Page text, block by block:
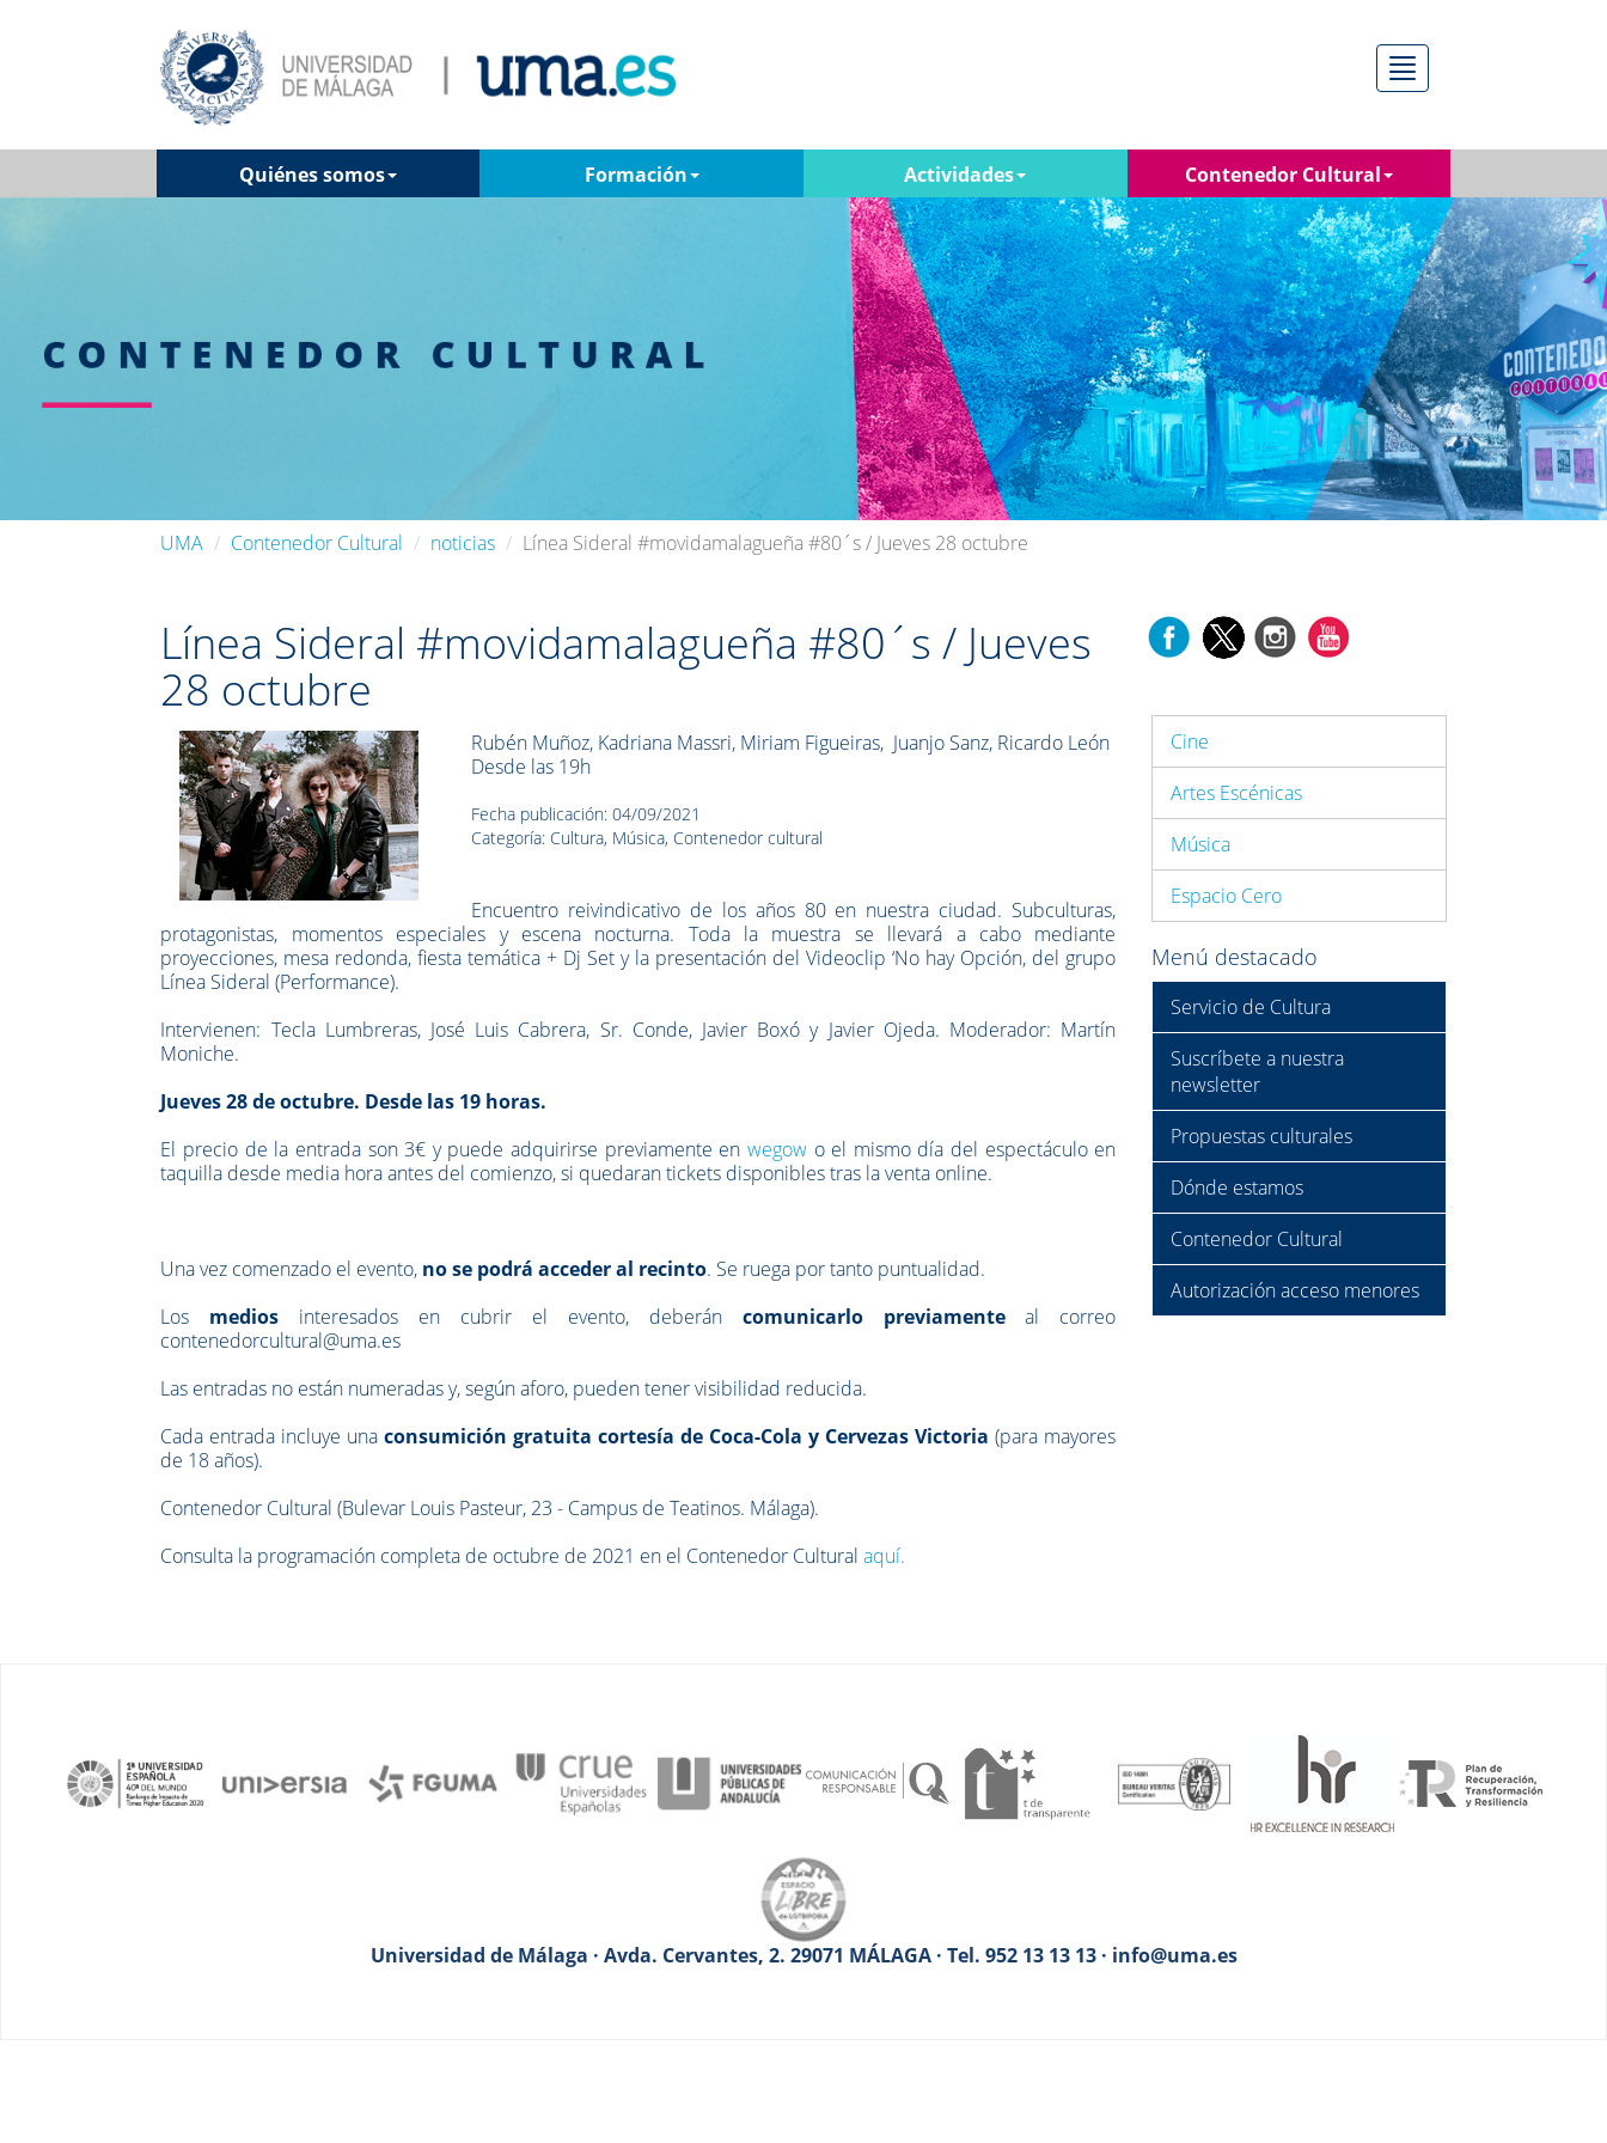
Menú
Quiénes somos Formación Actividades Contenedor Cultural
UMA Contenedor Cultural noticias Línea Sideral #movidamalagueña #80´s / Jueves 28 octubre
Línea Sideral #movidamalagueña #80´s / Jueves
28 octubre
Rubén Muñoz, Kadriana Massri, Miriam Figueiras, Juanjo Sanz, Ricardo León
Desde las 19h
Fecha publicación: 04/09/2021
Categoría: Cultura, Música, Contenedor cultural
Encuentro reivindicativo de los años 80 en nuestra ciudad. Subculturas,
protagonistas, momentos especiales y escena nocturna. Toda la muestra se llevará a cabo mediante
proyecciones, mesa redonda, fiesta temática + Dj Set y la presentación del Videoclip ‘No hay Opción, del grupo
Línea Sideral (Performance).
Intervienen: Tecla Lumbreras, José Luis Cabrera, Sr. Conde, Javier Boxó y Javier Ojeda. Moderador: Martín
Moniche.
Jueves 28 de octubre. Desde las 19 horas.
El precio de la entrada son 3€ y puede adquirirse previamente en wegowo el mismo día del espectáculo en
taquilla desde media hora antes del comienzo, si quedaran tickets disponibles tras la venta online.
Una vez comenzado el evento, no se podrá acceder al recinto. Se ruega por tanto puntualidad.
Los medios interesados en cubrir el evento, deberán comunicarlo previamenteal correo
contenedorcultural@uma.es
Las entradas no están numeradas y, según aforo, pueden tener visibilidad reducida.
Cada entrada incluye unaconsumición gratuita cortesía de Coca-Cola y Cervezas Victoria(para mayores
de 18 años).
Contenedor Cultural (Bulevar Louis Pasteur, 23 - Campus de Teatinos. Málaga).
Consulta la programación completa de octubre de 2021 en el Contenedor Culturalaquí.
Cine
Artes Escénicas
Música
Espacio Cero
Menú destacado
Servicio de Cultura
Suscríbete a nuestra
newsletter
Propuestas culturales
Dónde estamos
Contenedor Cultural
Autorización acceso menores
Universidad de Málaga · Avda. Cervantes, 2. 29071 MÁLAGA · Tel. 952 13 13 13 · info@uma.es